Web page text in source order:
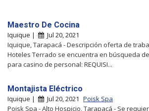
Maestro De Cocina
Iquique |
Jul 20, 2021
Iquique, Tarapacá - Descripción oferta de
Hoteles Terrado se encuentra en búsqueda de
para casino de personal: REQUISI...
Montajista Eléctrico
Iquique | Jul 20, 2021 Poisk Spa
Poisk Spa - Alto Hospicio, Tarapacá - Se